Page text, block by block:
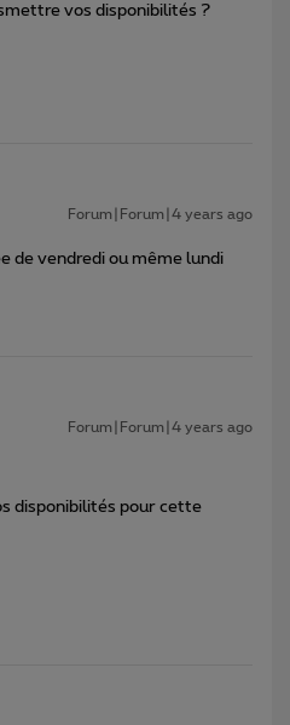
vos disponibilités ?
Forum|Forum|4 years ago
de vendredi ou même lundi
Forum|Forum|4 years ago
disponibilités pour cette